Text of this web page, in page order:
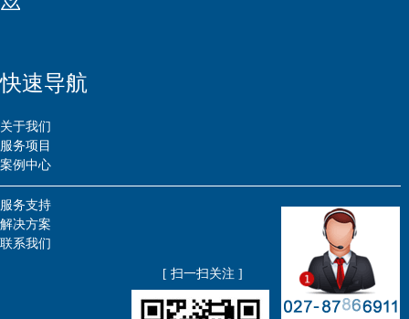
快速导航
关于我们
服务项目
案例中心
服务支持
解决方案
联系我们
[ 扫一扫关注 ]